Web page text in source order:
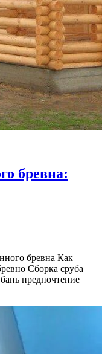
бревна:
бревна Как
Сборка сруба
предпочтение